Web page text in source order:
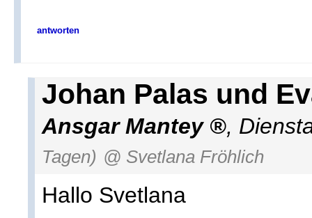
antworten
Johan Palas und
Ansgar Mantey ,
Tagen) @ Svetlana Fröhlich
Hallo Svetlana